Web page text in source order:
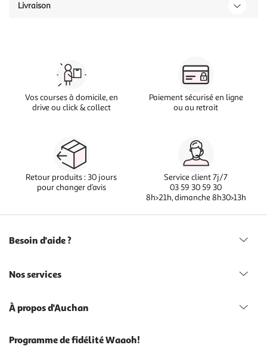
Livraison
Vos courses à domicile, en
drive ou click & collect
Paiement sécurisé en ligne
ou au retrait
Retour produits : 30 jours
pour changer d’avis
Service client 7j/7
03 59 30 59 30
8h>21h, dimanche 8h30>13h
Besoin d'aide ?
Nos services
À propos d'Auchan
Programme de fidélité Waaoh!